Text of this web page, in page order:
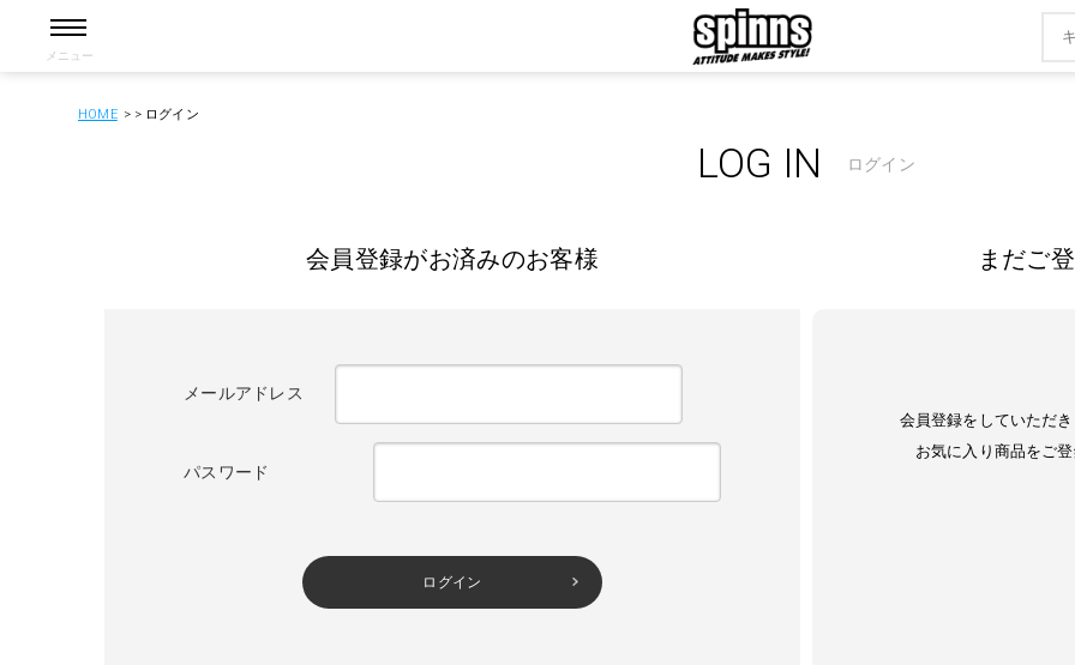
メニュー
HOME ログイン
LOG IN ログイン
会員登録がお済みのお客様
メールアドレス
パスワード
ログイン
まだご
会員登録をしていただ
お気に入り商品をご